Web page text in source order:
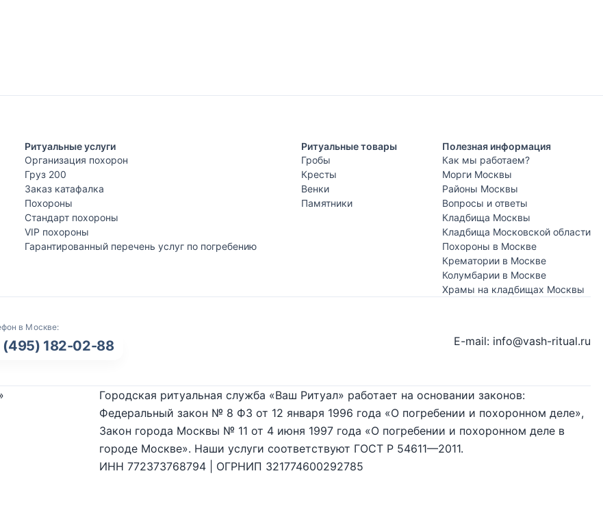
Ритуальные услуги
Организация похорон
Груз 200
Заказ катафалка
Похороны
Стандарт похороны
VIP похороны
Гарантированный перечень услуг по погребению
Ритуальные товары
Гробы
Кресты
Венки
Памятники
Полезная информация
Как мы работаем?
Морги Москвы
Районы Москвы
Вопросы и ответы
Кладбища Москвы
Кладбища Московской области
Похороны в Москве
Крематории в Москве
Колумбарии в Москве
Храмы на кладбищах Москвы
в Москве:
(495) 182-02-88 E-mail: info@vash-ritual.ru
Городская ритуальная служба «Ваш Ритуал» работает на основании законов:
Федеральный закон № 8 ФЗ от 12 января 1996 года «О погребении и похоронном деле»,
Закон города Москвы № 11 от 4 июня 1997 года «О погребении и похоронном деле в
городе Москве». Наши услуги соответствуют ГОСТ Р 54611—2011.
ИНН 772373768794 | ОГРНИП 321774600292785